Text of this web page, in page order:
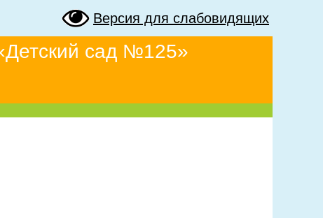
Версия для слабовидящих
сад №125»